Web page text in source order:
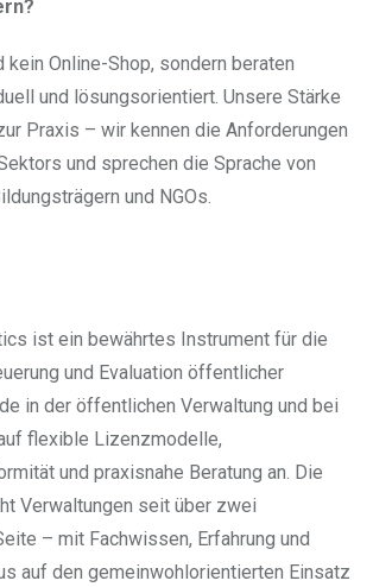
kein Online-Shop, sondern beraten
und lösungsorientiert. Unsere Stärke
Praxis – wir kennen die Anforderungen
und sprechen die Sprache von
und NGOs.
ist ein bewährtes Instrument für die
und Evaluation öffentlicher
in der öffentlichen Verwaltung und bei
flexible Lizenzmodelle,
und praxisnahe Beratung an. Die
Verwaltungen seit über zwei
– mit Fachwissen, Erfahrung und
auf den gemeinwohlorientierten Einsatz